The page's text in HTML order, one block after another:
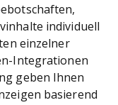
individuell
einzelner
Integrationen
geben Ihnen
basierend